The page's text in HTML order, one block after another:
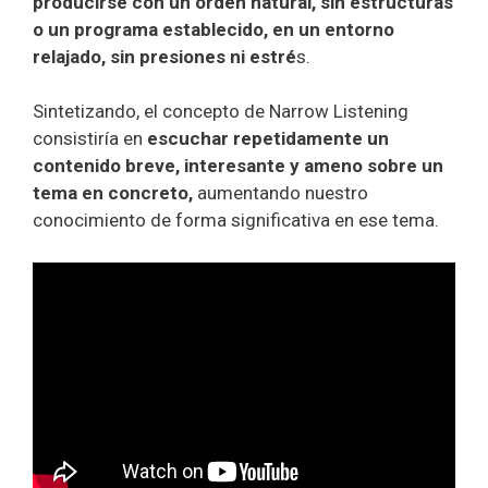
o un programa establecido, en un entorno
relajado, sin presiones ni estrés.
Sintetizando, el concepto de Narrow Listening
consistiría en escuchar repetidamente un
contenido breve, interesante y ameno sobre un
tema en concreto, aumentando nuestro
conocimiento de forma significativa en ese tema.